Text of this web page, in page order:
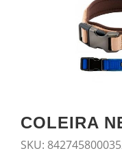
COLEIRA
SKU: